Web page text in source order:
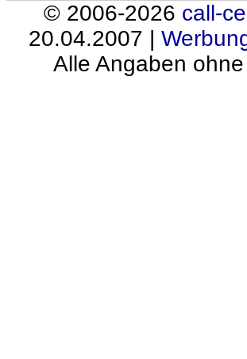
© 2006-2026 call-
20.04.2007 |
Alle Angaben